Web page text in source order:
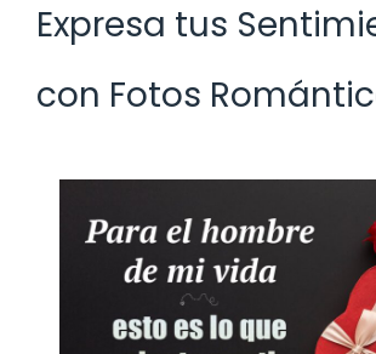
Expresa tus
con Fotos